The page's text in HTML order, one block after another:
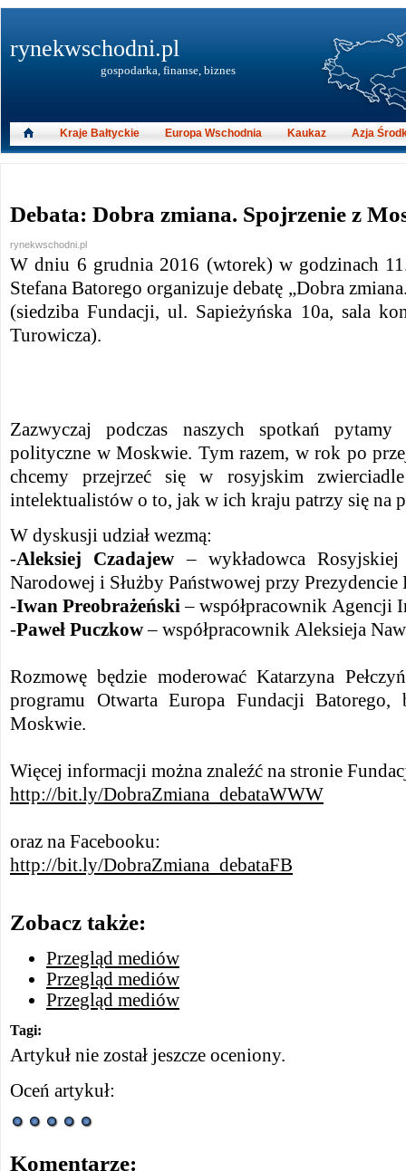
Debata: Dobra zmiana. Spojrzenie z
rynekwschodni.pl
W dniu 6 grudnia 2016 (wtorek) w godzinach
Stefana Batorego organizuje debatę „Dobra
(siedziba Fundacji, ul. Sapieżyńska 10a, sala
Turowicza).
Zazwyczaj podczas naszych spotkań
polityczne w Moskwie. Tym razem, w rok po
chcemy przejrzeć się w rosyjskim
intelektualistów o to, jak w ich kraju patrzy się na
W dyskusji udział wezmą:
-Aleksiej Czadajew – wykładowca
Narodowej i Służby Państwowej przy Prezydencie
-Iwan Preobrażeński – współpracownik Agencji
-Paweł Puczkow– współpracownik Aleksieja
Rozmowę będzie moderować Katarzyna
programu Otwarta Europa Fundacji Batorego,
Moskwie.
Więcej informacji można znaleźć na stronie
http://bit.ly/DobraZmiana_debataWWW
oraz na Facebooku:
http://bit.ly/DobraZmiana_debataFB
Zobacz także:
Przegląd mediów
Przegląd mediów
Przegląd mediów
Tagi:
Artykuł nie został jeszcze oceniony.
Oceń artykuł:
Komentarze:
rynekwschodni.pl
gospodarka, finanse, biznes
Kraje Bałtyckie Europa Wschodnia Kaukaz Azja